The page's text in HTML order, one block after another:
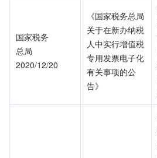
国家税务
总局
2020/12/20
《国家税务总局
关于在新办纳税
人中实行增值税
专用发票电子化
有关事项的公
告》